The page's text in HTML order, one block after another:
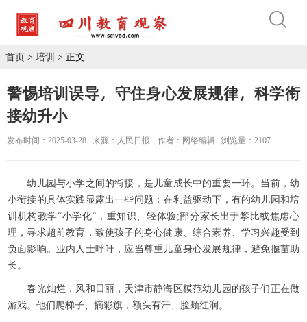
首页 > 培训 > 正文
警惕培训误导，守住身心发展规律，科学衔
接幼升小
发布时间：2025-03-28 来源：人民日报 作者：网络编辑 浏览量：2107
幼儿园与小学之间的衔接，是儿童成长中的重要一环。当前，幼
小衔接的具体实践显露出一些问题：在利益驱动下，有的幼儿园和培
训机构教学“小学化”，重知识、轻体验;部分家长出于攀比或焦虑心
理，寻求超前教育，致使孩子的身心健康、综合素养、学习兴趣受到
负面影响。业内人士呼吁，应当尊重儿童身心发展规律，避免揠苗助
长。
春光灿烂，风和日丽，天津市静海区模范幼儿园的孩子们正在做
游戏。他们爬梯子、摘彩旗，额头有汗、脸颊红润。